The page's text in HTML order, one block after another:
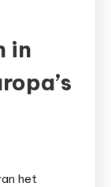
in
het